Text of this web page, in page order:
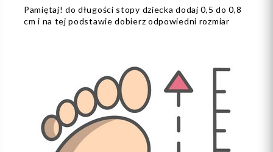
Pamiętaj! do długości stopy dziecka dodaj 0,5 do 0,8
cm i na tej podstawie dobierz odpowiedni rozmiar